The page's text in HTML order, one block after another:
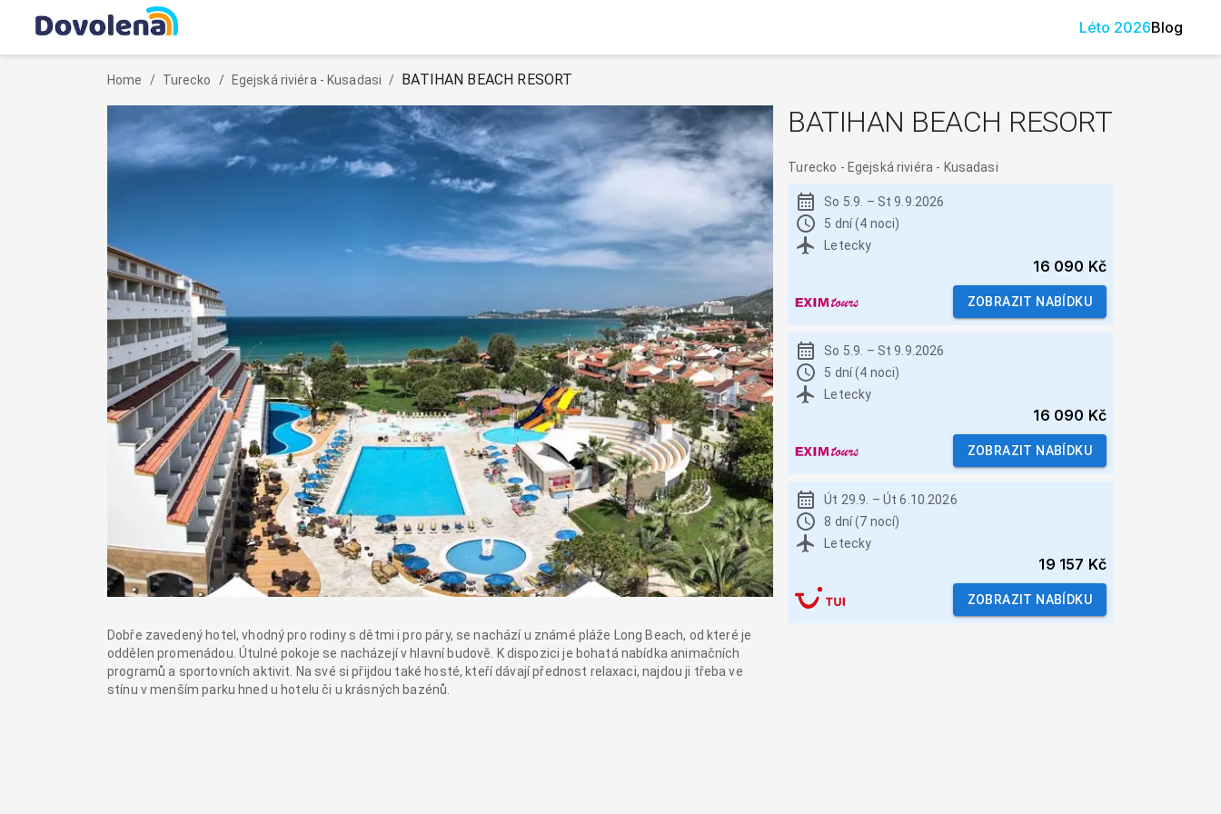
Léto 2026Blog
Home / Turecko / Egejská riviéra - Kusadasi / BATIHAN BEACH RESORT
Dobře zavedený hotel, vhodný pro rodiny s dětmi i pro páry, se nachází u známé pláže Long Beach, od které je
oddělen promenádou. Útulné pokoje se nacházejí v hlavní budově. K dispozici je bohatá nabídka animačních
programů a sportovních aktivit. Na své si přijdou také hosté, kteří dávají přednost relaxaci, najdou ji třeba ve
stínu v menším parku hned u hotelu či u krásných bazénů.
BATIHAN BEACH RESORT
Turecko - Egejská riviéra - Kusadasi
So 5.9. – St 9.9.2026
5 dní (4 noci)
Letecky
16 090 Kč
ZOBRAZIT NABÍDKU
So 5.9. – St 9.9.2026
5 dní (4 noci)
Letecky
16 090 Kč
ZOBRAZIT NABÍDKU
Út 29.9. – Út 6.10.2026
8 dní (7 nocí)
Letecky
19 157 Kč
ZOBRAZIT NABÍDKU